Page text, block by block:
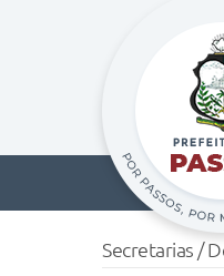
Secretarias /